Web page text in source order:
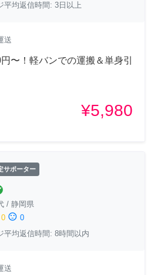
平均返信時間: 3日以上
送
〜！軽バンでの運搬＆単身引
¥5,980
サポーター
/ 静岡県
0 sentiment_dissatisfied 0
平均返信時間: 8時間以内
送